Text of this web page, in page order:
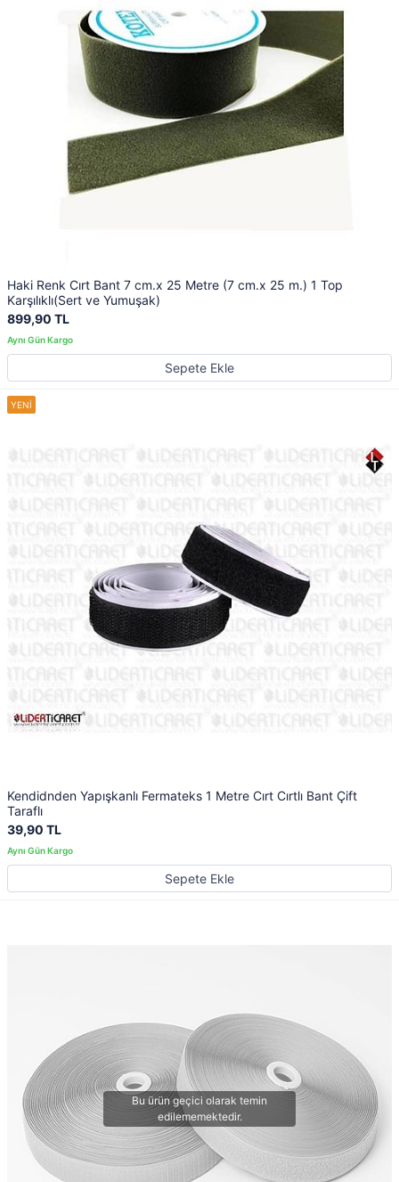
Haki Renk Cırt Bant 7 cm.x 25 Metre (7 cm.x 25 m.) 1 Top
Karşılıklı(Sert ve Yumuşak)
899,90 TL
Sepete Ekle
Kendidnden Yapışkanlı Fermateks 1 Metre Cırt Cırtlı Bant Çift
Taraflı
39,90 TL
Sepete Ekle